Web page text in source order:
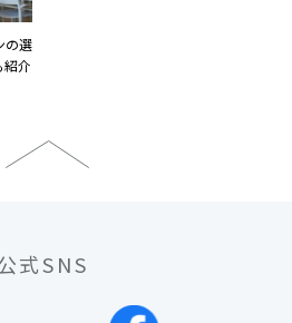
の選
紹介
式SNS